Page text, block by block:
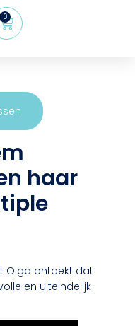
0
haar
Olga ontdekt dat
en uiteindelijk